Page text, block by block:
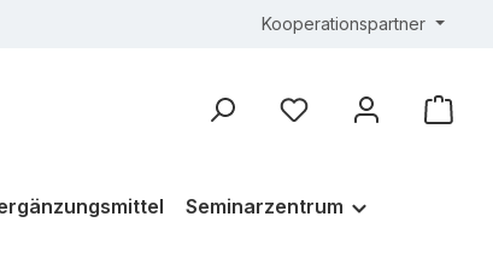
Kooperationspartner
Seminarzentrum